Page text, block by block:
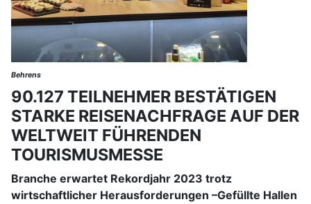
Behrens
90.127 TEILNEHMER BESTÄTIGEN
STARKE REISENACHFRAGE AUF DER
WELTWEIT FÜHRENDEN
TOURISMUSMESSE
Branche erwartet Rekordjahr 2023 trotz
wirtschaftlicher Herausforderungen –Gefüllte Hallen